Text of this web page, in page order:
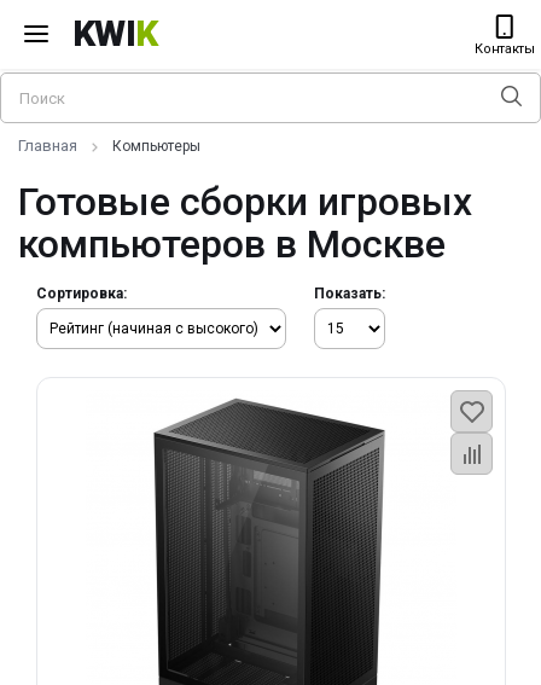
KWIK Контакты
Главная Компьютеры
Готовые сборки игровых
компьютеров в Москве
Сортировка: Показать: